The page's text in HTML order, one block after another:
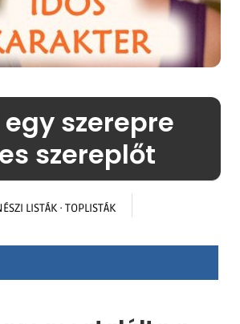
szerepre
szereplőt
LISTÁK · TOPLISTÁK